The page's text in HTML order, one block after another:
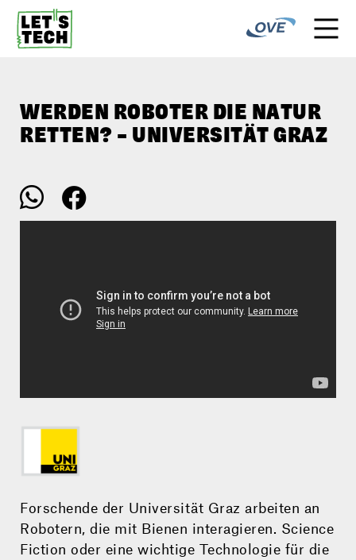
WERDEN ROBOTER DIE NATUR
RETTEN? – UNIVERSITÄT GRAZ
Forschende der Universität Graz arbeiten an
Robotern, die mit Bienen interagieren. Science
Fiction oder eine wichtige Technologie für die